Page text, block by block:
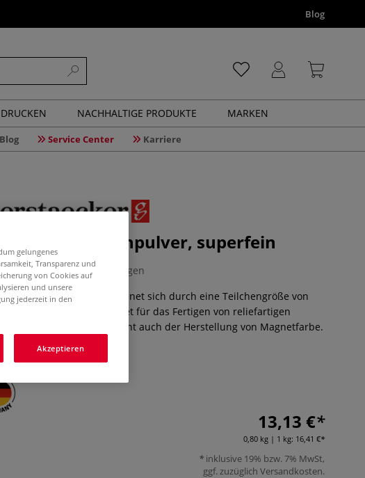
Blog
DRUCKEN NACHHALTIGE PRODUKTE MARKEN
Blog Service Center Karriere
Eisenpulver, superfein
0 Bewertungen
Eisenpulver zeichnet sich durch eine Teilchengröße von
µ aus. Es ist ideal geeignet für das Fertigen von reliefartigen
Eisenpulver dient auch der Herstellung von Magnetfarbe.
13,13 €
0,80 kg | 1 kg: 16,41 €
inklusive 19% bzw. 7% MwSt,
ggf. zuzüglich Versandkosten.
gelungenes
Transparenz und
von Cookies auf
und unsere
jederzeit in den
Akzeptieren